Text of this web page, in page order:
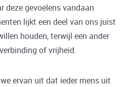
deze gevoelens vandaan
lijkt een deel van ons juist
houden, terwijl een ander
of vrijheid.
ervan uit dat ieder mens uit